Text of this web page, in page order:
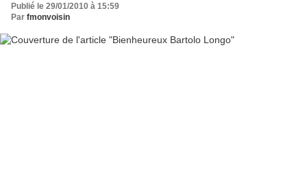
Publié le 29/01/2010 à 15:59
Par fmonvoisin